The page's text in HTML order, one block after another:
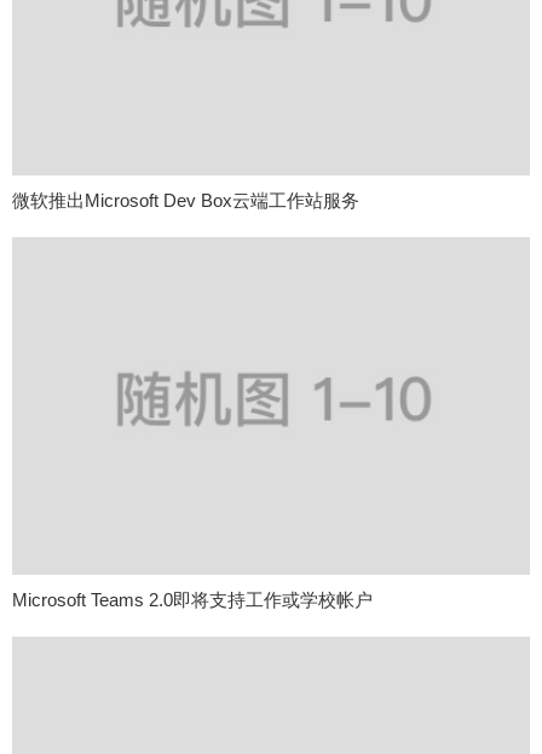
微软推出Microsoft Dev Box云端工作站服务
Microsoft Teams 2.0即将支持工作或学校帐户